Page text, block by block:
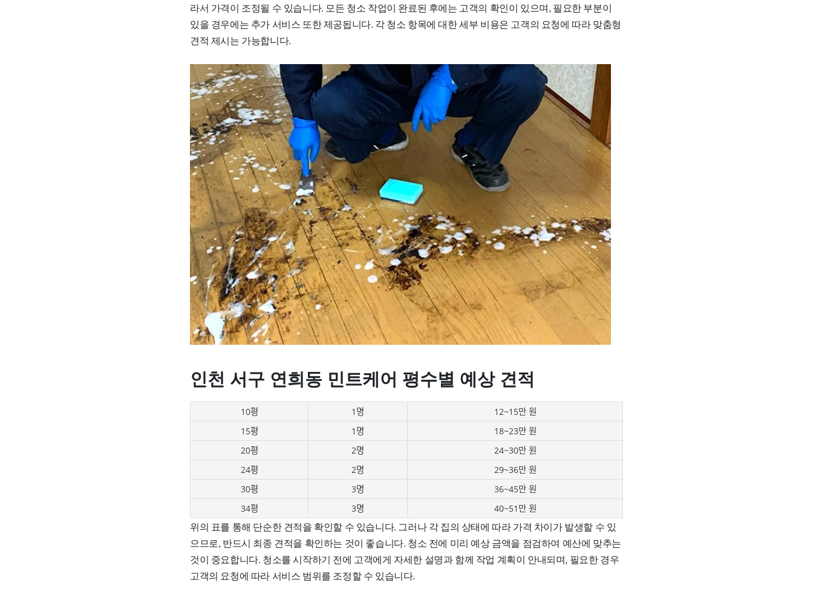
라서 가격이 조정될 수 있습니다. 모든 청소 작업이 완료된 후에는 고객의 확인이 있으며, 필요한 부분이
있을 경우에는 추가 서비스 또한 제공됩니다. 각 청소 항목에 대한 세부 비용은 고객의 요청에 따라 맞춤형
견적 제시는 가능합니다.
인천 서구 연희동 민트케어 평수별 예상 견적
10평 1명
12~15만 원
15평
1명
18~23만 원
20평
2명
24~30만 원
24평
2명
29~36만 원
30평
3명
36~45만 원
34평
3명 40~51만 원
위의 표를 통해 단순한 견적을 확인할 수 있습니다. 그러나 각 집의 상태에 따라 가격 차이가 발생할 수 있
으므로, 반드시 최종 견적을 확인하는 것이 좋습니다. 청소 전에 미리 예상 금액을 점검하여 예산에 맞추는
것이 중요합니다. 청소를 시작하기 전에 고객에게 자세한 설명과 함께 작업 계획이 안내되며, 필요한 경우
고객의 요청에 따라 서비스 범위를 조정할 수 있습니다.